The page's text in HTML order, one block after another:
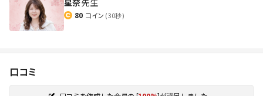
星奈先生
80 コイン ( 30秒 )
口コミ